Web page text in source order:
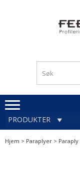
PRODUKTER
Hjem > Paraplyer > Paraply